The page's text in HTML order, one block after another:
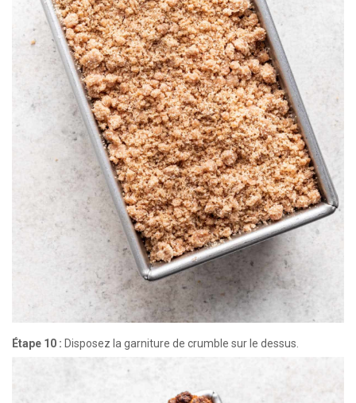
Étape 10 : Disposez la garniture de crumble sur le dessus.